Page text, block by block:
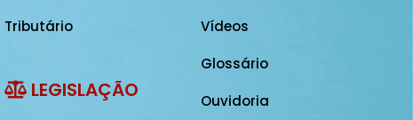
Tributário
LEGISLAÇÃO
Vídeos
Glossário
Ouvidoria